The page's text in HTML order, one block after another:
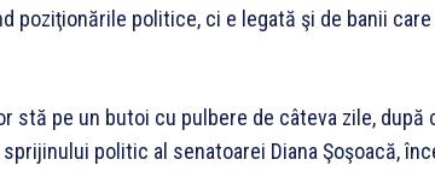
poziţionările politice, ci e legată şi de banii
stă pe un butoi cu pulbere de câteva zile, după
politic al senatoarei Diana Şoşoacă,